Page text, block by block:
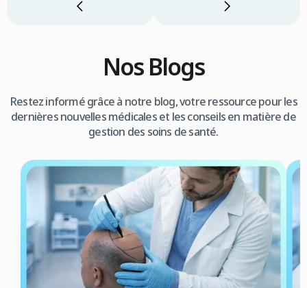
Nos Blogs
Restez informé grâce à notre blog, votre ressource pour les
dernières nouvelles médicales et les conseils en matière de
gestion des soins de santé.